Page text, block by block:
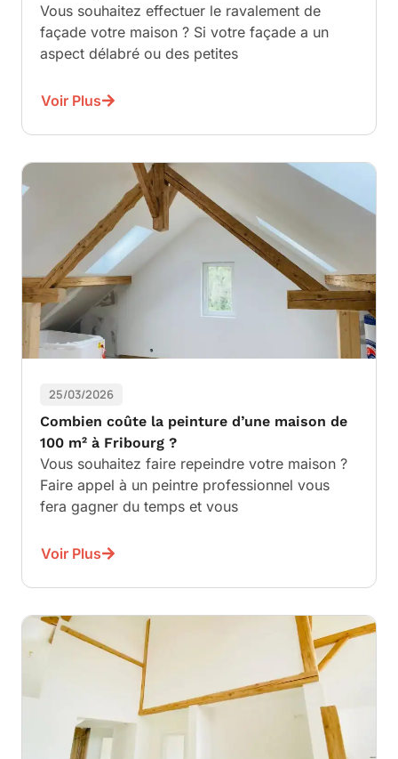
Vous souhaitez effectuer le ravalement de
façade votre maison ? Si votre façade a un
aspect délabré ou des petites
Voir Plus
25/03/2026
Combien coûte la peinture d’une maison de
100 m² à Fribourg ?
Vous souhaitez faire repeindre votre maison ?
Faire appel à un peintre professionnel vous
fera gagner du temps et vous
Voir Plus